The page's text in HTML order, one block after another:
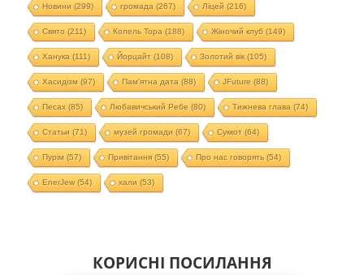
Новини (299) громада (267) Ліцей (216)
Свято (211) Колель Тора (188) Жіночий клуб (149)
Ханука (111) Йорцайт (108) Золотий вік(105)
Хасидізм (97) Пам'ятна дата (88) JFuture (88)
Песах(85) Любавичський Ребе (80) Тижнева глава (74)
Статьи (71) музей громади (67) Суккот (64)
Пурім (57) Привітання(55) Про нас говорять (54)
EnerJew(54) хали (53)
КОРИСНІ ПОСИЛАННЯ